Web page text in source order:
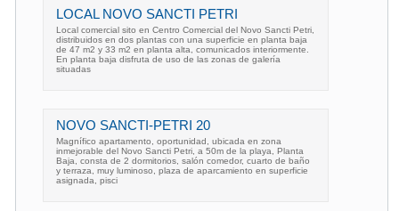
LOCAL NOVO SANCTI PETRI
Local comercial sito en Centro Comercial del Novo Sancti Petri,
distribuidos en dos plantas con una superficie en planta baja
de 47 m2 y 33 m2 en planta alta, comunicados interiormente.
En planta baja disfruta de uso de las zonas de galería
situadas
NOVO SANCTI-PETRI 20
Magnífico apartamento, oportunidad, ubicada en zona
inmejorable del Novo Sancti Petri, a 50m de la playa, Planta
Baja, consta de 2 dormitorios, salón comedor, cuarto de baño
y terraza, muy luminoso, plaza de aparcamiento en superficie
asignada, pisci